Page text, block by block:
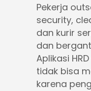
Pekerja
security,
dan kurir
dan
Aplikasi
tidak bisa
karena